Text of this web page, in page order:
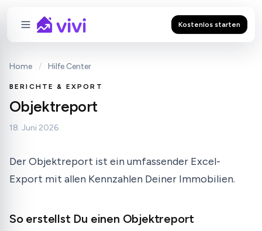
Kostenlos starten
Home / Hilfe Center
BERICHTE & EXPORT
Objektreport
18. Juni 2026
Der Objektreport ist ein umfassender Excel-
Export mit allen Kennzahlen Deiner Immobilien.
So erstellst Du einen Objektreport